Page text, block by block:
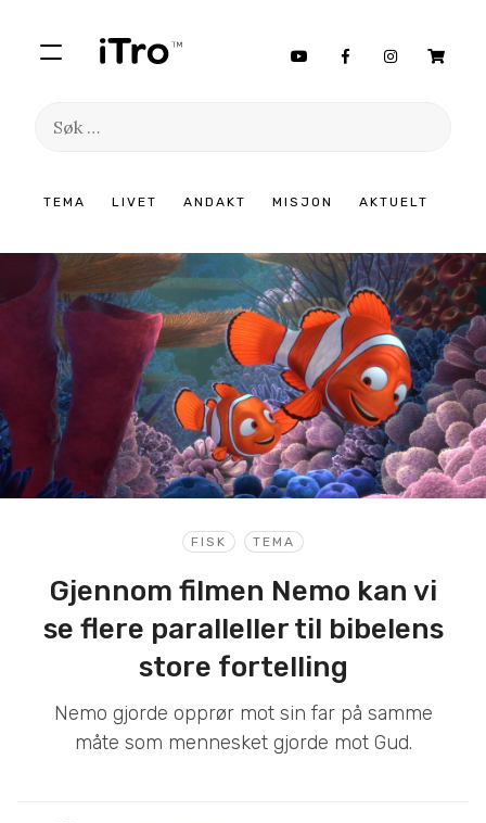
TEMA LIVET ANDAKT MISJON AKTUELT
Søk
innhold
FISK TEMA
Gjennom filmen Nemo kan vi
se flere paralleller til bibelens
store fortelling
Nemo gjorde opprør mot sin far på samme
måte som mennesket gjorde mot Gud.